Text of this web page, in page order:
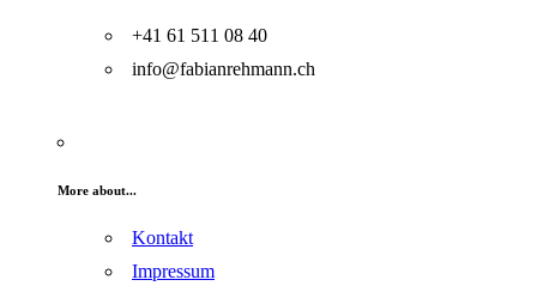
+41 61 511 08 40
info@fabianrehmann.ch
More about...
Kontakt
Impressum